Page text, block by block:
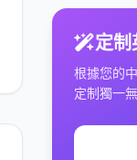
定制
根據您的
定制獨一